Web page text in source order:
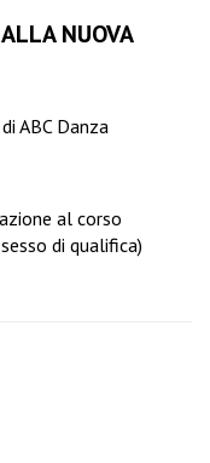
NUOVA
ABC Danza
al corso
di qualifica)